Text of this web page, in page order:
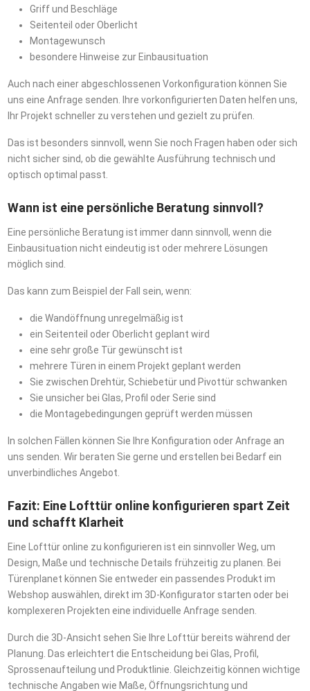
Griff und Beschläge
Seitenteil oder Oberlicht
Montagewunsch
besondere Hinweise zur Einbausituation
Auch nach einer abgeschlossenen Vorkonfiguration können Sie
uns eine Anfrage senden. Ihre vorkonfigurierten Daten helfen uns,
Ihr Projekt schneller zu verstehen und gezielt zu prüfen.
Das ist besonders sinnvoll, wenn Sie noch Fragen haben oder sich
nicht sicher sind, ob die gewählte Ausführung technisch und
optisch optimal passt.
Wann ist eine persönliche Beratung sinnvoll?
Eine persönliche Beratung ist immer dann sinnvoll, wenn die
Einbausituation nicht eindeutig ist oder mehrere Lösungen
möglich sind.
Das kann zum Beispiel der Fall sein, wenn:
die Wandöffnung unregelmäßig ist
ein Seitenteil oder Oberlicht geplant wird
eine sehr große Tür gewünscht ist
mehrere Türen in einem Projekt geplant werden
Sie zwischen Drehtür, Schiebetür und Pivottür schwanken
Sie unsicher bei Glas, Profil oder Serie sind
die Montagebedingungen geprüft werden müssen
In solchen Fällen können Sie Ihre Konfiguration oder Anfrage an
uns senden. Wir beraten Sie gerne und erstellen bei Bedarf ein
unverbindliches Angebot.
Fazit: Eine Lofttür online konfigurieren spart Zeit
und schafft Klarheit
Eine Lofttür online zu konfigurieren ist ein sinnvoller Weg, um
Design, Maße und technische Details frühzeitig zu planen. Bei
Türenplanet können Sie entweder ein passendes Produkt im
Webshop auswählen, direkt im 3D-Konfigurator starten oder bei
komplexeren Projekten eine individuelle Anfrage senden.
Durch die 3D-Ansicht sehen Sie Ihre Lofttür bereits während der
Planung. Das erleichtert die Entscheidung bei Glas, Profil,
Sprossenaufteilung und Produktlinie. Gleichzeitig können wichtige
technische Angaben wie Maße, Öffnungsrichtung und